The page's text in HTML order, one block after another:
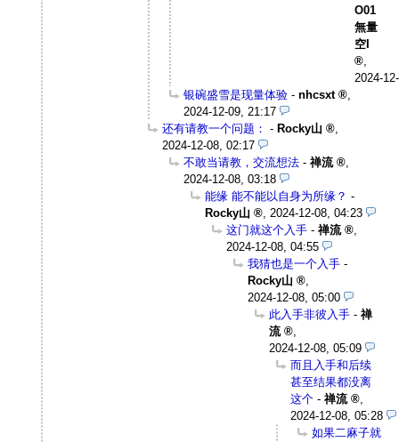
O01
無量
空I
,
2024-
银碗盛雪是现量体验 - nhcsxt
,
2024-12-09, 21:17
还有请教一个问题： - Rocky山
,
2024-12-08, 02:17
不敢当请教，交流想法 - 禅流
,
2024-12-08, 03:18
能缘 能不能以自身为所缘？ -
Rocky山
, 2024-12-08, 04:23
这门就这个入手 - 禅流
,
2024-12-08, 04:55
我猜也是一个入手 -
Rocky山
,
2024-12-08, 05:00
此入手非彼入手 - 禅
流
,
2024-12-08, 05:09
而且入手和后续
甚至结果都没离
这个 - 禅流
,
2024-12-08, 05:28
如果二麻子就